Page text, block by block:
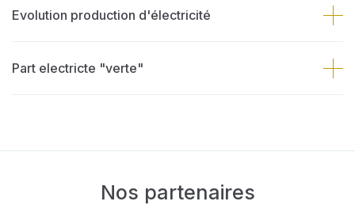
Evolution production d'électricité
Part electricte "verte"
Nos partenaires